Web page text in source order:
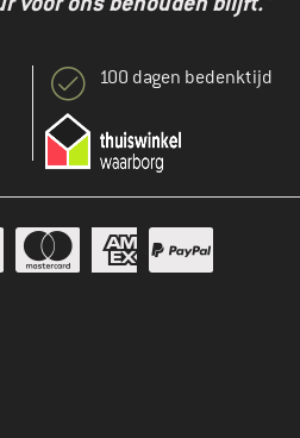
100 dagen bedenktijd